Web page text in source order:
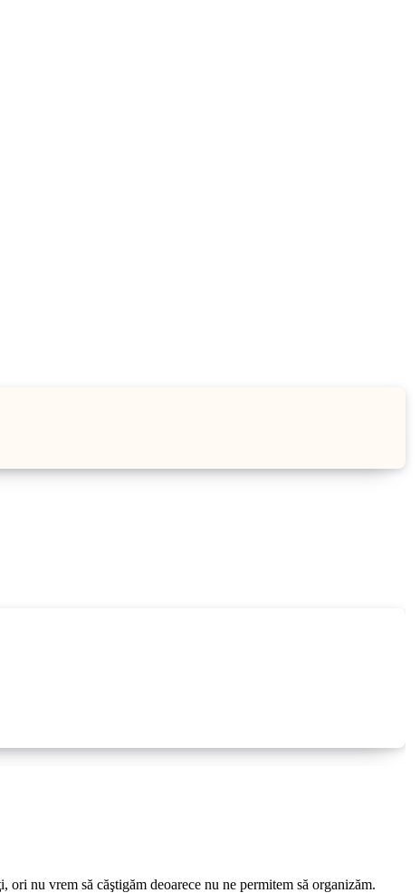
nu vrem să căştigăm deoarece nu ne permitem să organizăm.